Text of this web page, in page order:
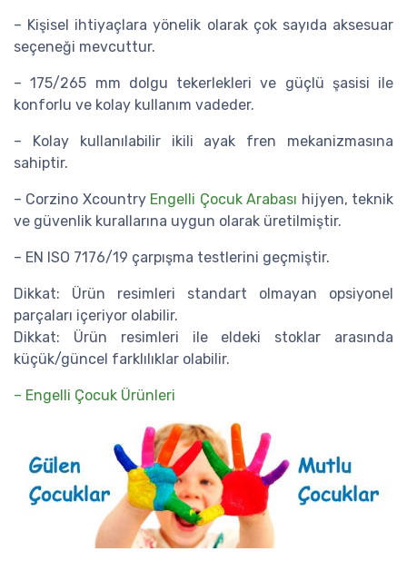
– Kişisel ihtiyaçlara yönelik olarak çok sayıda aksesuar
seçeneği mevcuttur.
– 175/265 mm dolgu tekerlekleri ve güçlü şasisi ile
konforlu ve kolay kullanım vadeder.
– Kolay kullanılabilir ikili ayak fren mekanizmasına
sahiptir.
– Corzino Xcountry Engelli Çocuk Arabası hijyen, teknik
ve güvenlik kurallarına uygun olarak üretilmiştir.
– EN ISO 7176/19 çarpışma testlerini geçmiştir.
Dikkat: Ürün resimleri standart olmayan opsiyonel
parçaları içeriyor olabilir.
Dikkat: Ürün resimleri ile eldeki stoklar arasında
küçük/güncel farklılıklar olabilir.
– Engelli Çocuk Ürünleri